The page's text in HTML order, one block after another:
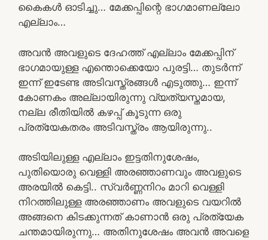
കൈകൾ ഓടിച്ചു… മേക്കപ്പിന്റെ ഭാഗമാണല്ലോ
എല്ലാം…
അവൻ അവളുടെ ദേഹത്ത് എല്ലാം മേക്കപ്പിന്
ഭാഗമായുള്ള എന്തൊക്കെയോ പുരട്ടി… തുടർന്ന്
ഇന്ന് ഇടേണ്ട അടിവസ്ത്രങ്ങൾ എടുത്തു… ഇന്ന്
കോണകം അല്ലായിരുന്നു വ്യത്യസ്തമായ,
നല്ല രീതിയിൽ കഴപ്പ് കൂടുന്ന ഒരു
പ്രത്യേകതരം അടിവസ്ത്രം ആയിരുന്നു..
അടിയിലുള്ള എല്ലാം ഇട്ടതിനുശേഷം,
പുതിയൊരു വെള്ളി അരഞ്ഞാണവും അവളുടെ
അരയിൽ കെട്ടി.. സ്വർണ്ണനിറം മാറി വെള്ളി
നിറത്തിലുള്ള അരഞ്ഞാണം അവളുടെ വയറിൽ
അങ്ങനെ കിടക്കുന്നത് കാണാൻ ഒരു പ്രത്യേക
ചന്തമായിരുന്നു… അതിനുശേഷം അവൻ അവളെ